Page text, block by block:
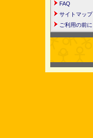
FAQ
サイトマップ
ご利用の前に